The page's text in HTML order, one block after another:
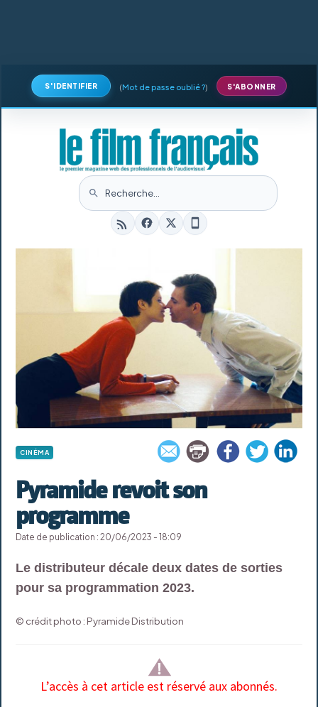
S'IDENTIFIER (Mot de passe oublié ?) S'ABONNER
CINÉMA
Pyramide revoit son
programme
Date de publication : 20/06/2023 - 18:09
Le distributeur décale deux dates de sorties
pour sa programmation 2023.
© crédit photo : Pyramide Distribution
L’accès à cet article est réservé aux abonnés.